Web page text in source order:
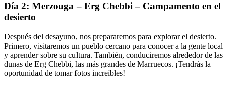
Día 2: Merzouga – Erg Chebbi – Campamento en el
desierto
Después del desayuno, nos prepararemos para explorar el desierto.
Primero, visitaremos un pueblo cercano para conocer a la gente local
y aprender sobre su cultura. También, conduciremos alrededor de las
dunas de Erg Chebbi, las más grandes de Marruecos. ¡Tendrás la
oportunidad de tomar fotos increíbles!